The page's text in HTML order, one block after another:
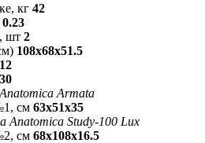
кг 42
0.23
шт 2
108x68x51.5
12
30
Armata
см 63x51x35
Anatomica Study-100 Lux
см 68x108x16.5